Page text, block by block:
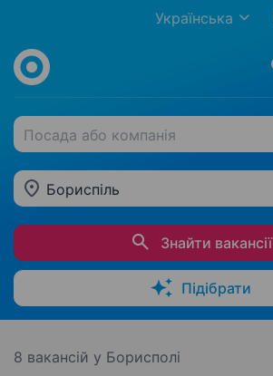
Українська
Посада або компанія
Бориспіль
Знайти вакансії
Підібрати
8 вакансій у Борисполі